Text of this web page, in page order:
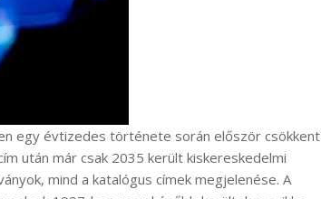
egy évtizedes története során először csökkent
után már csak 2035 került kiskereskedelmi
mind a katalógus címek megjelenése. A